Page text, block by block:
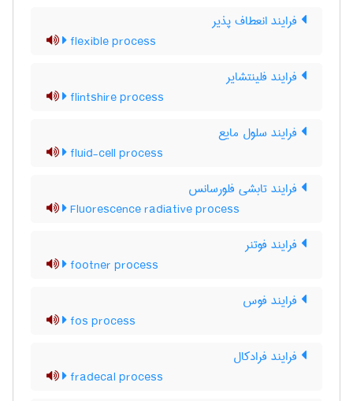
فرایند انعطاف پذیر
flexible process
فرایند فلینتشایر
flintshire process
فرایند سلول مایع
fluid-cell process
فرایند تابشی فلورسانس
Fluorescence radiative process
فرایند فوتنر
footner process
فرایند فوس
fos process
فرایند فرادکال
fradecal process